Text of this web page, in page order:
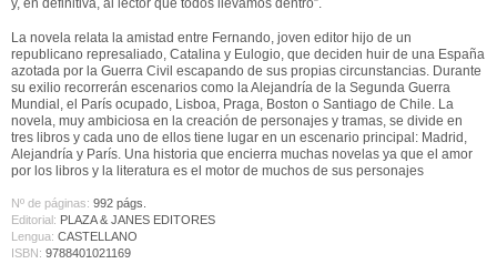
La novela relata la amistad entre Fernando, joven editor hijo de un
republicano represaliado, Catalina y Eulogio, que deciden huir de una España
azotada por la Guerra Civil escapando de sus propias circunstancias. Durante
su exilio recorrerán escenarios como la Alejandría de la Segunda Guerra
Mundial, el París ocupado, Lisboa, Praga, Boston o Santiago de Chile. La
novela, muy ambiciosa en la creación de personajes y tramas, se divide en
tres libros y cada uno de ellos tiene lugar en un escenario principal: Madrid,
Alejandría y París. Una historia que encierra muchas novelas ya que el amor
por los libros y la literatura es el motor de muchos de sus personajes
Nº de páginas: 992 págs.
Editorial: PLAZA & JANES EDITORES
Lengua: CASTELLANO
ISBN: 9788401021169